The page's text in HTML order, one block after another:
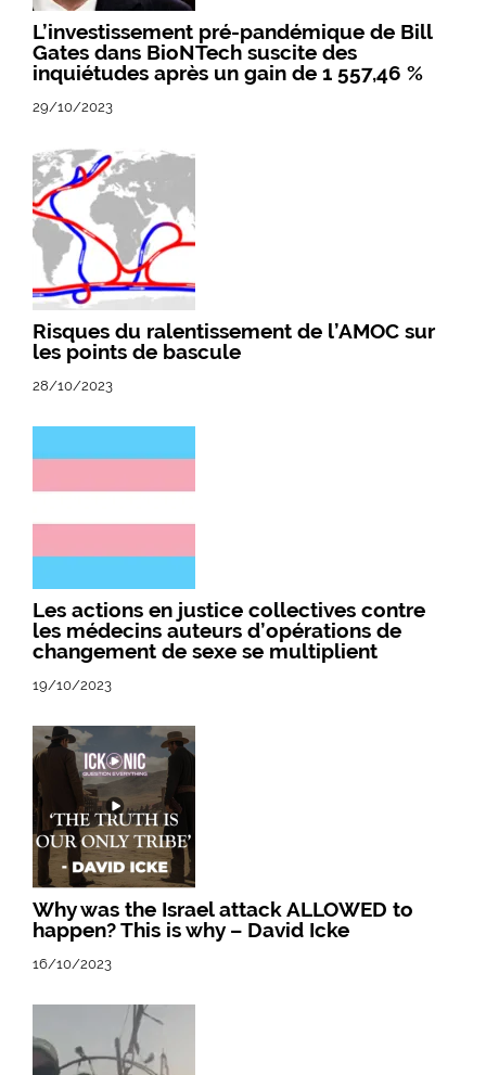
L’investissement pré-pandémique de Bill
Gates dans BioNTech suscite des
inquiétudes après un gain de 1 557,46 %
29/10/2023
Risques du ralentissement de l’AMOC sur
les points de bascule
28/10/2023
Les actions en justice collectives contre
les médecins auteurs d’opérations de
changement de sexe se multiplient
19/10/2023
Why was the Israel attack ALLOWED to
happen? This is why – David Icke
16/10/2023